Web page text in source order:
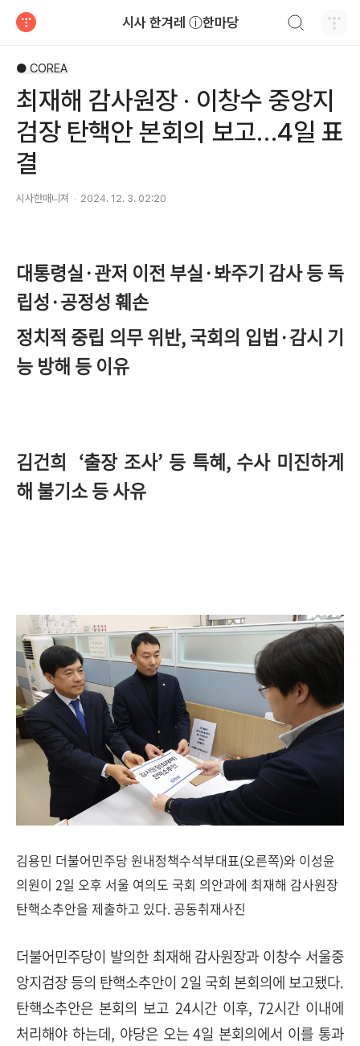
시사 한겨레 ⓘ한마당
● COREA
최재해 감사원장 · 이창수 중앙지
검장 탄핵안 본회의 보고…4일 표
결
시사한매니져 2024. 12. 3. 02:20
대통령실·관저 이전 부실·봐주기 감사 등 독
립성·공정성 훼손
정치적 중립 의무 위반, 국회의 입법·감시 기
능 방해 등 이유
김건희 ‘출장 조사’ 등 특혜, 수사 미진하게
해 불기소 등 사유
김용민 더불어민주당 원내정책수석부대표(오른쪽)와 이성윤
의원이 2일 오후 서울 여의도 국회 의안과에 최재해 감사원장
탄핵소추안을 제출하고 있다. 공동취재사진
더불어민주당이 발의한 최재해 감사원장과 이창수 서울중
앙지검장 등의 탄핵소추안이 2일 국회 본회의에 보고됐다.
탄핵소추안은 본회의 보고 24시간 이후, 72시간 이내에
처리해야 하는데, 야당은 오는 4일 본회의에서 이를 통과